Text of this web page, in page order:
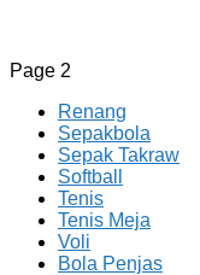
CV JAYA BERSAMA
Menyediakan Semua
Page 2
Renang
Sepakbola
Sepak Takraw
Softball
Tenis
Tenis Meja
Voli
Bola Penjas